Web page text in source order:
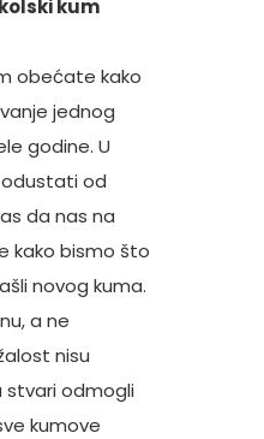
kum
obećate kako
jednog
godine. U
od
da nas na
kako bismo što
novog kuma.
a ne
nisu
stvari odmogli
kumove